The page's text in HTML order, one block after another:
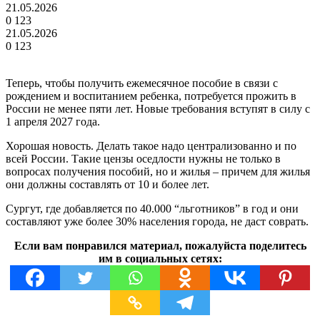
21.05.2026
0 123
21.05.2026
0 123
Теперь, чтобы получить ежемесячное пособие в связи с
рождением и воспитанием ребенка, потребуется прожить в
России не менее пяти лет. Новые требования вступят в силу с
1 апреля 2027 года.
Хорошая новость. Делать такое надо централизованно и по
всей России. Такие цензы оседлости нужны не только в
вопросах получения пособий, но и жилья – причем для жилья
они должны составлять от 10 и более лет.
Сургут, где добавляется по 40.000 “льготников” в год и они
составляют уже более 30% населения города, не даст соврать.
Если вам понравился материал, пожалуйста поделитесь
им в социальных сетях: